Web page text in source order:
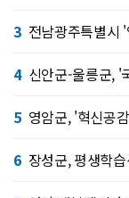
3 전남광주특별시
4 신안군-울릉군, '
5 영암군, '혁신공
6 장성군, 평생학